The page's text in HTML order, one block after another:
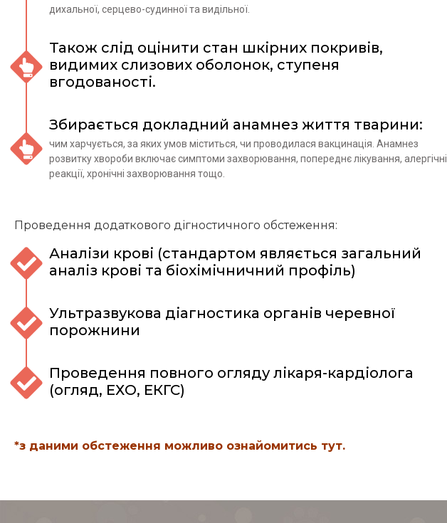
дихальної, серцево-судинної та видільної.
Також слід оцінити стан шкірних покривів,
видимих слизових оболонок, ступеня
вгодованості.
Збирається докладний анамнез життя тварини:
чим харчується, за яких умов міститься, чи проводилася вакцинація. Анамнез
розвитку хвороби включає симптоми захворювання, попереднє лікування, алергічні
реакції, хронічні захворювання тощо.
Проведення додаткового дігностичного обстеження:
Аналізи крові (стандартом являється загальний
аналіз крові та біохімічничний профіль)
Ультразвукова діагностика органів черевної
порожнини
Проведення повного огляду лікаря-кардіолога
(огляд, ЕХО, ЕКГС)
*з даними обстеження можливо ознайомитись тут.